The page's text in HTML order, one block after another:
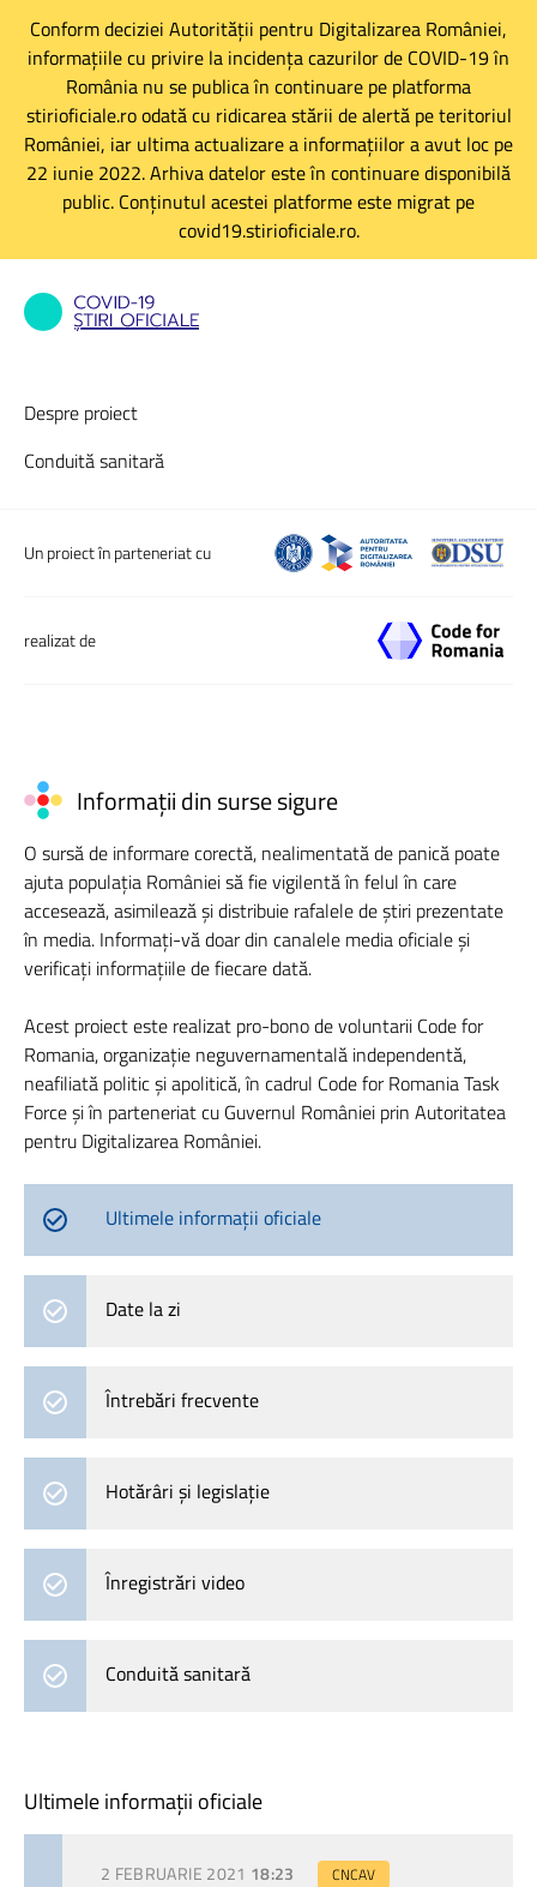
Conform deciziei Autorității pentru Digitalizarea României,
informațiile cu privire la incidența cazurilor de COVID-19 în
România nu se publica în continuare pe platforma
stirioficiale.ro odată cu ridicarea stării de alertă pe teritoriul
României, iar ultima actualizare a informațiilor a avut loc pe
22 iunie 2022. Arhiva datelor este în continuare disponibilă
public. Conținutul acestei platforme este migrat pe
covid19.stirioficiale.ro.
Despre proiect
Conduită sanitară
Un proiect în parteneriat cu
realizat de
Informații din surse sigure
O sursă de informare corectă, nealimentată de panică poate
ajuta populația României să fie vigilentă în felul în care
accesează, asimilează și distribuie rafalele de știri prezentate
în media. Informați-vă doar din canalele media oficiale și
verificați informațiile de fiecare dată.
Acest proiect este realizat pro-bono de voluntarii Code for
Romania, organizație neguvernamentală independentă,
neafiliată politic și apolitică, în cadrul Code for Romania Task
Force și în parteneriat cu Guvernul României prin Autoritatea
pentru Digitalizarea României.
Ultimele informații oficiale
Date la zi
Întrebări frecvente
Hotărâri și legislație
Înregistrări video
Conduită sanitară
Ultimele informații oficiale
2 FEBRUARIE 2021 18:23 CNCAV